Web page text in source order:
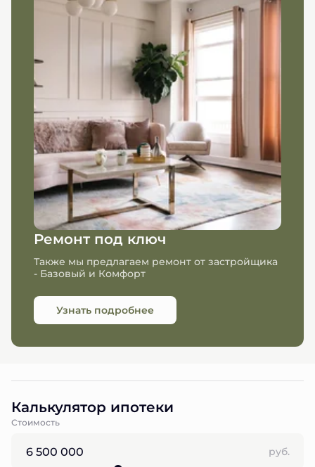
Ремонт под ключ
Также мы предлагаем ремонт от застройщика
- Базовый и Комфорт
Узнать подробнее
Калькулятор ипотеки
Стоимость
руб.